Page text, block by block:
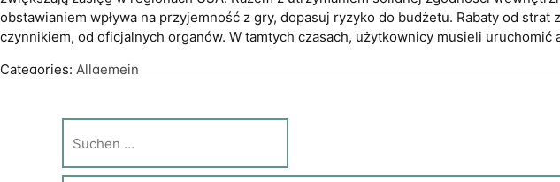
obstawianiem wpływa na przyjemność z gry, dopasuj ryzyko do budżetu. Rabaty od
czynnikiem, od oficjalnych organów. W tamtych czasach, użytkownicy musieli
Categories: Allgemein
nach: